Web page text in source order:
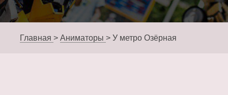
Главная > Аниматоры > У метро Озёрная